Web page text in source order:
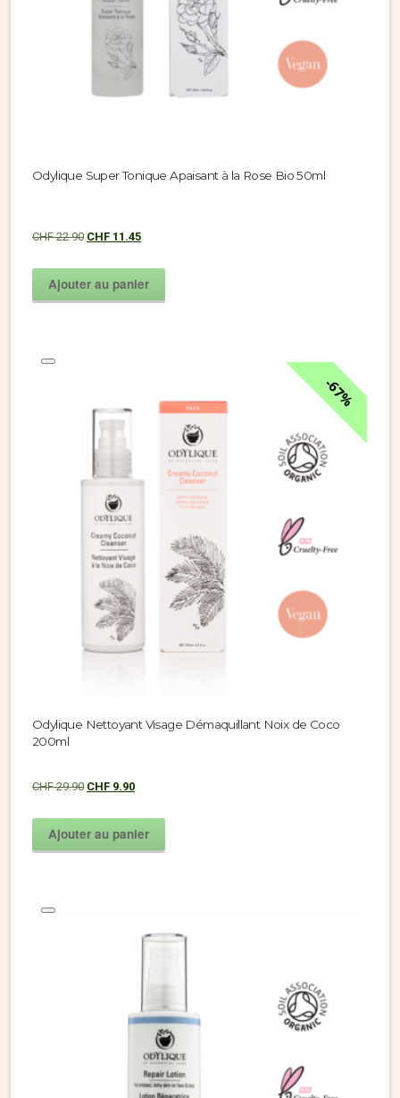
Odylique Super Tonique Apaisant à la Rose Bio 50ml
CHF22.90 CHF 11.45
Ajouter au panier
67%
Odylique Nettoyant Visage Démaquillant Noix de Coco
200ml
CHF29.90 CHF 9.90
Ajouter au panier